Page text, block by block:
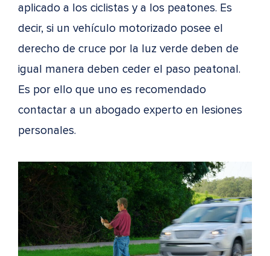
aplicado a los ciclistas y a los peatones. Es
decir, si un vehículo motorizado posee el
derecho de cruce por la luz verde deben de
igual manera deben ceder el paso peatonal.
Es por ello que uno es recomendado
contactar a un abogado experto en lesiones
personales.